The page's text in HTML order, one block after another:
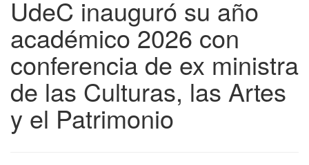
UdeC inauguró su año
académico 2026 con
conferencia de ex ministra
de las Culturas, las Artes
y el Patrimonio